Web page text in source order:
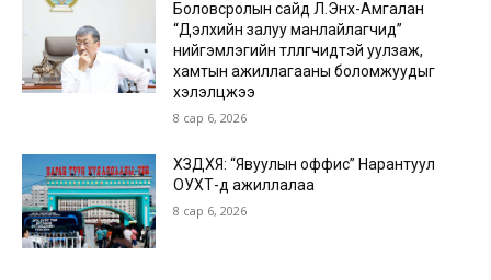
Боловсролын сайд Л.Энх-Амгалан
“Дэлхийн залуу манлайлагчид”
нийгэмлэгийн төлөөлөгчидтэй уулзаж,
хамтын ажиллагааны боломжуудыг
хэлэлцжээ
8 сар 6, 2026
ХЗДХЯ: “Явуулын оффис” Нарантуул
ОУХТ-д ажиллалаа
8 сар 6, 2026